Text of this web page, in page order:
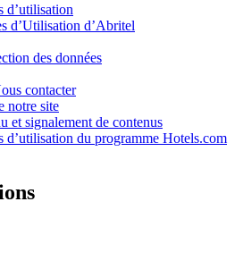
d’utilisation
d’Utilisation d’Abritel
des données
contacter
notre site
et signalement de contenus
d’utilisation du programme Hotels.com